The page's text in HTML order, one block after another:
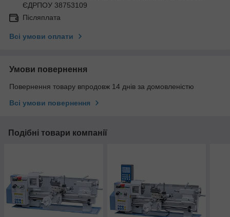
ЄДРПОУ 38753109
Післяплата
Всі умови оплати
Умови повернення
Повернення товару впродовж 14 днів за домовленістю
Всі умови повернення
Подібні товари компанії